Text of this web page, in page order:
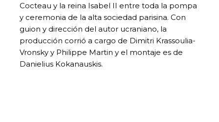
Cocteau y la reina Isabel II entre toda la pompa
y ceremonia de la alta sociedad parisina. Con
guion y dirección del autor ucraniano, la
producción corrió a cargo de Dimitri Krassoulia-
Vronsky y Philippe Martin y el montaje es de
Danielius Kokanauskis.